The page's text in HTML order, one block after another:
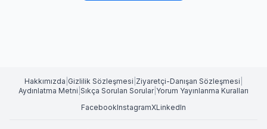
Hakkımızda Gizlilik Sözleşmesi Ziyaretçi-Danışan Sözleşmesi
Aydınlatma Metni Sıkça Sorulan Sorular| Yorum Yayınlanma Kuralları
FacebookInstagramXLinkedIn